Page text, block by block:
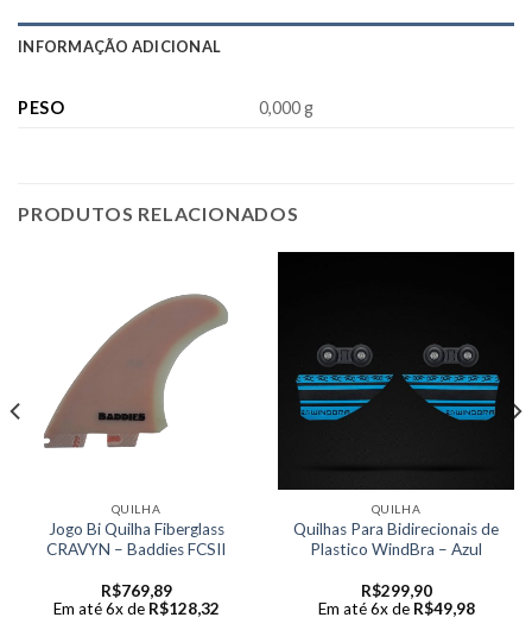
INFORMAÇÃO ADICIONAL
PESO 0,000 g
PRODUTOS RELACIONADOS
QUILHA
Jogo Bi Quilha Fiberglass
CRAVYN – Baddies FCSII
R$769,89
Em até 6x de R$128,32
QUILHA
Quilhas Para Bidirecionais de
Plastico WindBra – Azul
R$299,90
Em até 6x de R$49,98